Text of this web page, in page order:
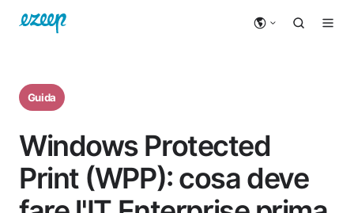
Guida
Windows Protected
Print (WPP): cosa deve